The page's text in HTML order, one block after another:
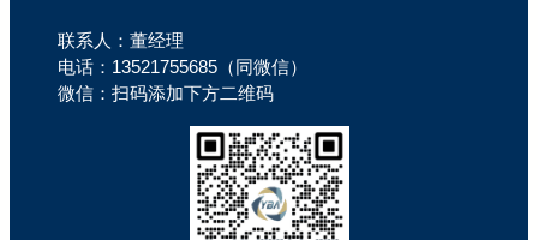
联系人：董经理
电话：13521755685（同微信）
微信：扫码添加下方二维码